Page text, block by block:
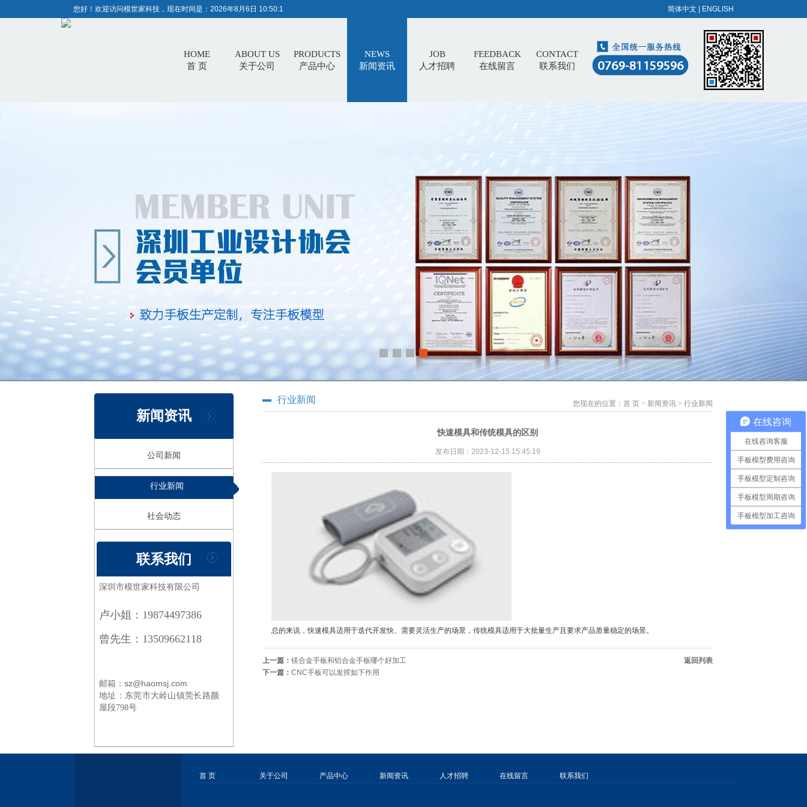
简体中文 ENGLISH
您好！欢迎访问模世家科技，现在时间是： 2026年8月6日 10:50:2
HOME
首 页
ABOUT US
关于公司
PRODUCTS
产品中心
NEWS
新闻资讯
JOB
人才招聘
FEEDBACK
在线留言
CONTACT
联系我们
新闻资讯
公司新闻
行业新闻
社会动态
联系我们
深圳市模世家科技有限公司
卢小姐：19874497386
曾先生：13509662118
邮箱：sz@haomsj.com
地址： 东莞市大岭山镇莞长路颜
屋段798号
行业新闻 您现在的位置： 首 页 > 新闻资讯 > 行业新闻
快速模具和传统模具的区别
发布日期：2023-12-15 15:45:19
总的来说，快速模具适用于迭代开发快、需要灵活生产的场景，传统模具适用于大批量生产且要求产品质量稳定的场景。
上一篇： 镁合金手板和铝合金手板哪个好加工
下一篇： CNC手板可以发挥如下作用
返回列表
首 页 关于公司 产品中心 新闻资讯 人才招聘 在线留言 联系我们
在线咨询
在线咨询客服
手板模型费用咨询
手板模型定制咨询
手板模型周期咨询
手板模型加工咨询